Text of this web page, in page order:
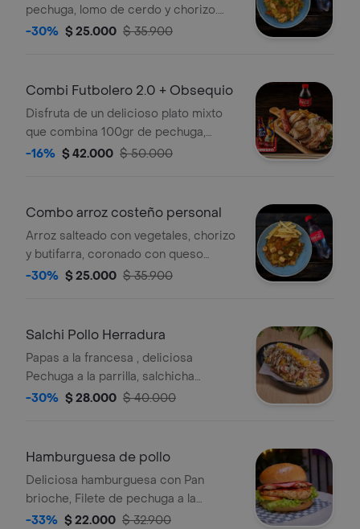
pechuga, lomo de cerdo y chorizo.
Incluye porcion de papas a la
-30% $ 25.000 $ 35.900
Combi Futbolero 2.0 + Obsequio
Disfruta de un delicioso plato mixto
que combina 100gr de pechuga,
100gr de lomo de cerdo, chorizo
ensalada de la casa y coca cola
250ml. Lleva gratis un llavero
mundialista coleccionable de coca
cola.
-16% $ 42.000 $ 50.000
Combo arroz costeño personal
Arroz salteado con vegetales, chorizo
y butifarra, coronado con queso
costeño frito y hogao. Incluye porcion
-30% $ 25.000 $ 35.900
Salchi Pollo Herradura
Papas a la francesa , deliciosa
Pechuga a la parrilla, salchicha
manguera, lechuga fresca, queso
-30% $ 28.000 $ 40.000
Hamburguesa de pollo
Deliciosa hamburguesa con Pan
brioche, Filete de pechuga a la
parrilla, queso mozzarella, jamon,
-33% $ 22.000 $ 32.900